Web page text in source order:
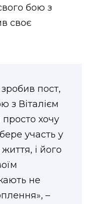
бою з
своє
пост,
з Віталієм
хочу
участь у
і його
не
–